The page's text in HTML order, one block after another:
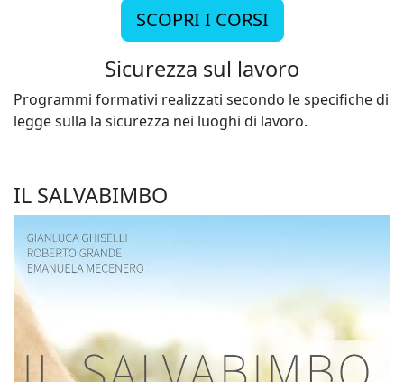
SCOPRI I CORSI
Sicurezza sul lavoro
Programmi formativi realizzati secondo le specifiche di
legge sulla la sicurezza nei luoghi di lavoro.
IL SALVABIMBO